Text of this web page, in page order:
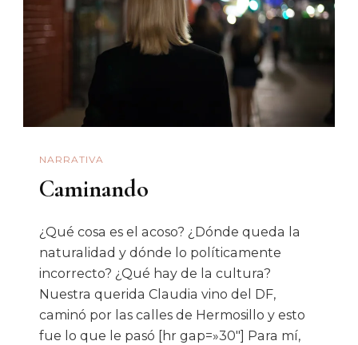
No
Sabe”
NARRATIVA
Caminando
¿Qué cosa es el acoso? ¿Dónde queda la
naturalidad y dónde lo políticamente
incorrecto? ¿Qué hay de la cultura?
Nuestra querida Claudia vino del DF,
caminó por las calles de Hermosillo y esto
fue lo que le pasó [hr gap=»30″] Para mí,